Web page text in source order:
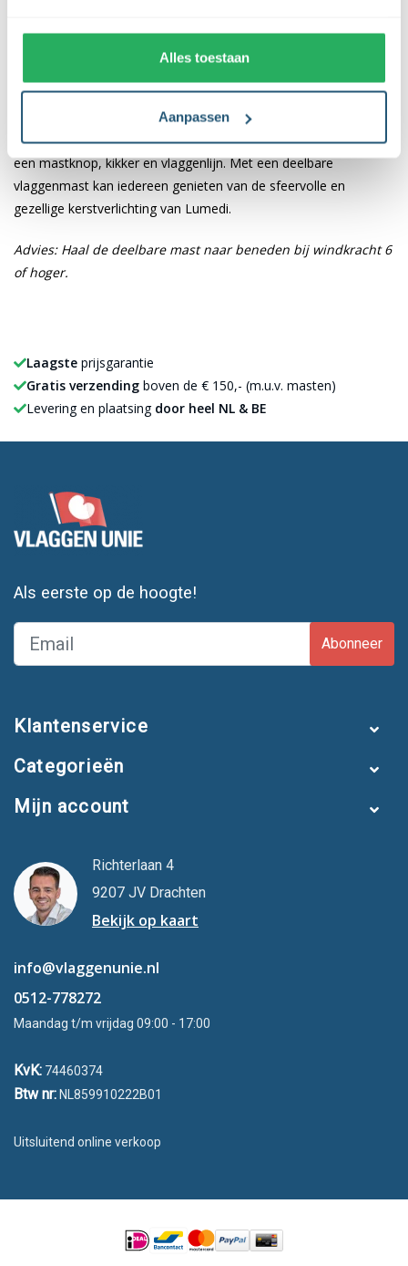
Alles toestaan
Aanpassen
met een diameter van 5 cm. Deze mastdelen kunnen eenvoudig
in elkaar geschoven worden tot een sterke vlaggenmast. Deze
geplaatst te worden.
De deelbare mast wordt geleverd inclusief grondbevestiging,
een mastknop, kikker en vlaggenlijn. Met een deelbare
vlaggenmast kan iedereen genieten van de sfeervolle en
gezellige kerstverlichting van Lumedi.
Advies: Haal de deelbare mast naar beneden bij windkracht 6
of hoger.
Laagste prijsgarantie
Gratis verzending boven de € 150,- (m.u.v. masten)
Levering en plaatsing door heel NL & BE
Als eerste op de hoogte!
Abonneer
Klantenservice
Categorieën
Mijn account
Richterlaan 4
9207 JV Drachten
Bekijk op kaart
info@vlaggenunie.nl
0512-778272
Maandag t/m vrijdag 09:00 - 17:00
KvK: 74460374
Btw nr: NL859910222B01
Uitsluitend online verkoop